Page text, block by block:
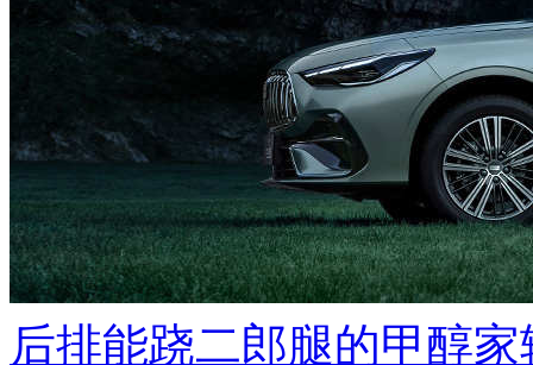
后排能跷二郎腿的甲醇